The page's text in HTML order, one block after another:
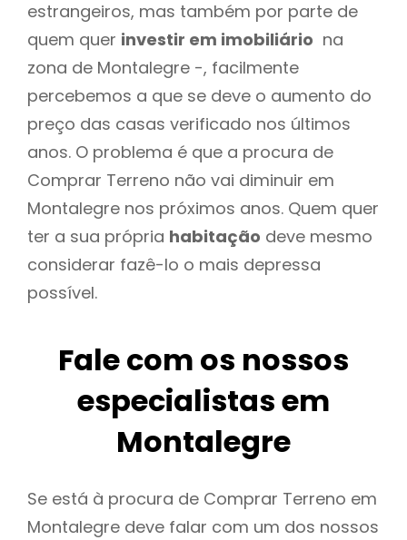
estrangeiros, mas também por parte de
quem quer investir em imobiliário na
zona de Montalegre -, facilmente
percebemos a que se deve o aumento do
preço das casas verificado nos últimos
anos. O problema é que a procura de
Comprar Terreno não vai diminuir em
Montalegre nos próximos anos. Quem quer
ter a sua própria habitação deve mesmo
considerar fazê-lo o mais depressa
possível.
Fale com os nossos
especialistas em
Montalegre
Se está à procura de Comprar Terreno em
Montalegre deve falar com um dos nossos